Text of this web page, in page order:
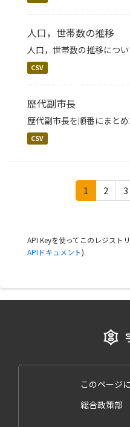
人口，世帯数の推移
人口，世帯数の推移につ
CSV
歴代副市長
歴代副市長を順番にまとめ
CSV
1 2 3
API Keyを使ってこのレジスト
APIドキュメント).
このページ
総合政策部